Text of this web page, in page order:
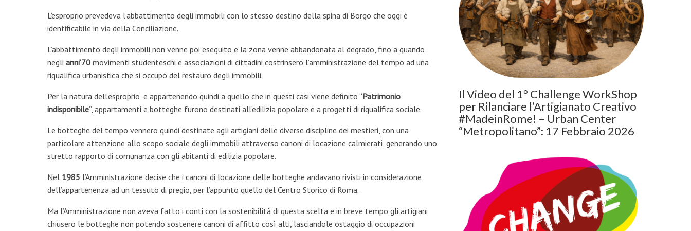
L’esproprio prevedeva l’abbattimento degli immobili con lo stesso destino della spina di Borgo che oggi è
identificabile in via della Conciliazione.
L’abbattimento degli immobili non venne poi eseguito e la zona venne abbandonata al degrado, fino a quando
negli anni’70 movimenti studenteschi e associazioni di cittadini costrinsero l’amministrazione del tempo ad una
riqualifica urbanistica che si occupò del restauro degli immobili.
Per la natura dell’esproprio, e appartenendo quindi a quello che in questi casi viene definito “Patrimonio
indisponibile”, appartamenti e botteghe furono destinati all’edilizia popolare e a progetti di riqualifica sociale.
Le botteghe del tempo vennero quindi destinate agli artigiani delle diverse discipline dei mestieri, con una
particolare attenzione allo scopo sociale degli immobili attraverso canoni di locazione calmierati, generando uno
stretto rapporto di comunanza con gli abitanti di edilizia popolare.
Nel 1985 l’Amministrazione decise che i canoni di locazione delle botteghe andavano rivisti in considerazione
dell’appartenenza ad un tessuto di pregio, per l’appunto quello del Centro Storico di Roma.
Ma l’Amministrazione non aveva fatto i conti con la sostenibilità di questa scelta e in breve tempo gli artigiani
chiusero le botteghe non potendo sostenere canoni di affitto così alti, lasciandole ostaggio di occupazioni
Il Video del 1° Challenge WorkShop
per Rilanciare l’Artigianato Creativo
#MadeinRome! – Urban Center
“Metropolitano”: 17 Febbraio 2026